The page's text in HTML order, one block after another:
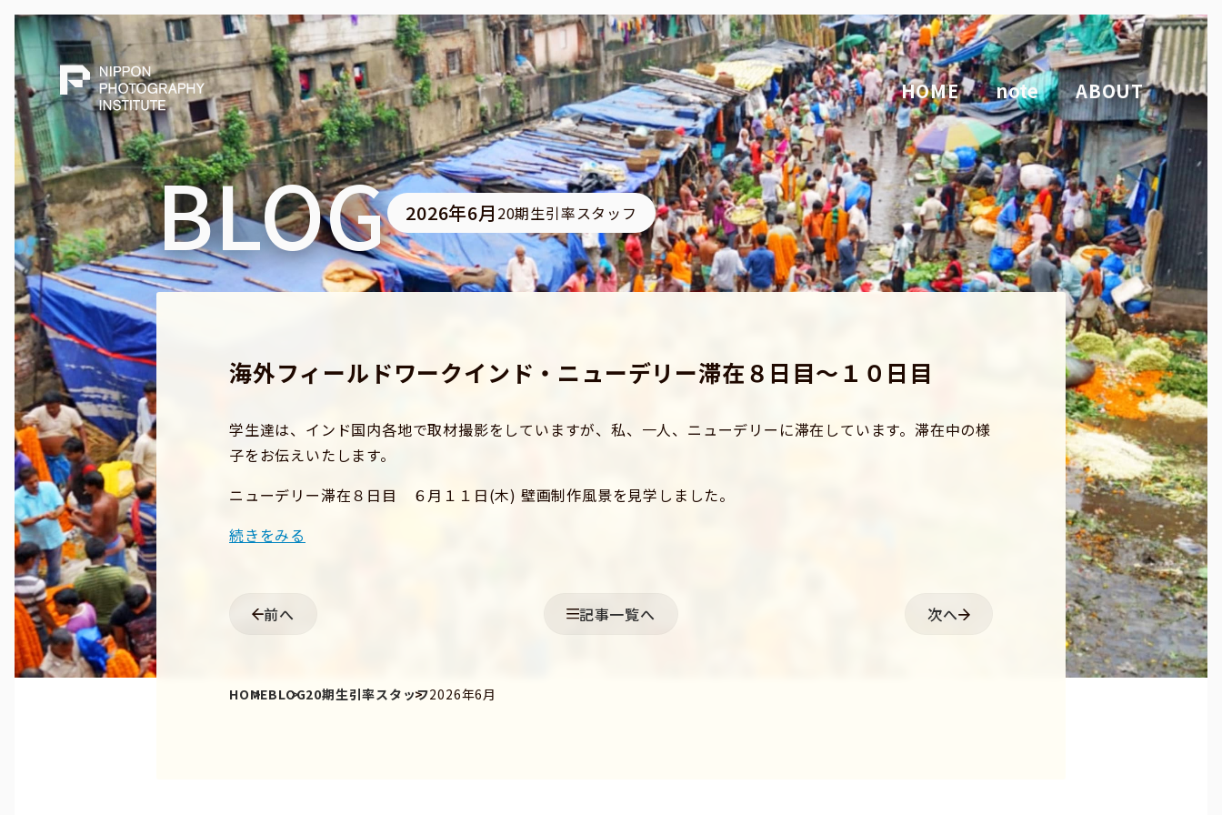
HOME note ABOUT
BLOG 2026年6月 20期生引率スタッフ
海外フィールドワークインド・ニューデリー滞在８日目〜１０日目
学生達は、インド国内各地で取材撮影をしていますが、私、一人、ニューデリーに滞在しています。滞在中の様
子をお伝えいたします。
ニューデリー滞在８日目 ６月１１日(木) 壁画制作風景を見学しました。
続きをみる
前へ 記事一覧へ 次へ
HOMEBLOG20期生引率スタッフ2026年6月